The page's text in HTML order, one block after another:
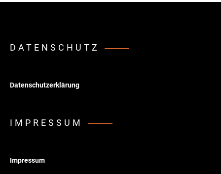
DATENSCHUTZ
Datenschutzerklärung
IMPRESSUM
Impressum